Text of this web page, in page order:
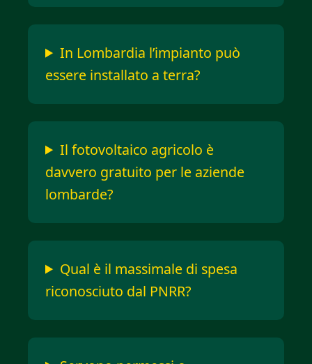
In Lombardia l’impianto può
essere installato a terra?
Il fotovoltaico agricolo è
davvero gratuito per le aziende
lombarde?
Qual è il massimale di spesa
riconosciuto dal PNRR?